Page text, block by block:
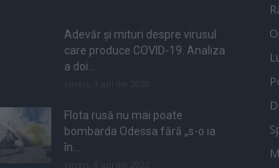
Adevăr și mituri despre virusul
care produce COVID-19. Analiza
a doi...
Flota rusă nu mai poate
bombarda Odessa fără „s-o ia
în...